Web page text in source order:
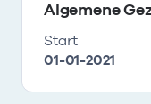
Algemene
Start
01-01-2021